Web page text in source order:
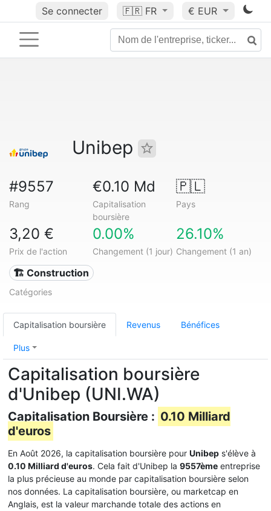
Se connecter 🇫🇷 FR € EUR
Unibep
#9557
Rang
€0.10 Md
Capitalisation
boursière
🇵🇱
Pays
3,20 €
Prix de l'action
0.00%
Changement (1 jour)
26.10%
Changement (1 an)
🏗 Construction
Catégories
Capitalisation boursière Revenus Bénéfices
Plus
Capitalisation boursière
d'Unibep (UNI.WA)
Capitalisation Boursière : 0.10 Milliard
d'euros
En Août 2026, la capitalisation boursière pour Unibep s'élève à
0.10 Milliard d'euros. Cela fait d'Unibep la 9557ème entreprise
la plus précieuse au monde par capitalisation boursière selon
nos données. La capitalisation boursière, ou marketcap en
Anglais, est la valeur marchande totale des actions en